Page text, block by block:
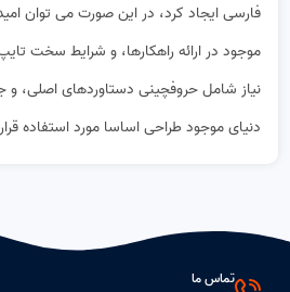
فارسی ایجاد کرد، در این صورت می توان
موجود در ارائه راهکارها، و شرایط سخت
نیاز شامل حروفچینی دستاوردهای اصلی، و
دنیای موجود طراحی اساسا مورد استفاده
تماس ما